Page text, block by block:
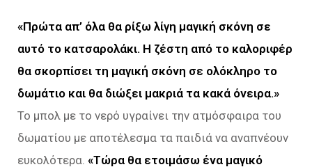
«Πρώτα απ’ όλα θα ρίξω λίγη μαγική σκόνη σε
αυτό το κατσαρολάκι. Η ζέστη από το καλοριφέρ
θα σκορπίσει τη μαγική σκόνη σε ολόκληρο το
δωμάτιο και θα διώξει μακριά τα κακά όνειρα.»
Το μπολ με το νερό υγραίνει την ατμόσφαιρα του
δωματίου με αποτέλεσμα τα παιδιά να αναπνέουν
ευκολότερα. «Τώρα θα ετοιμάσω ένα μαγικό